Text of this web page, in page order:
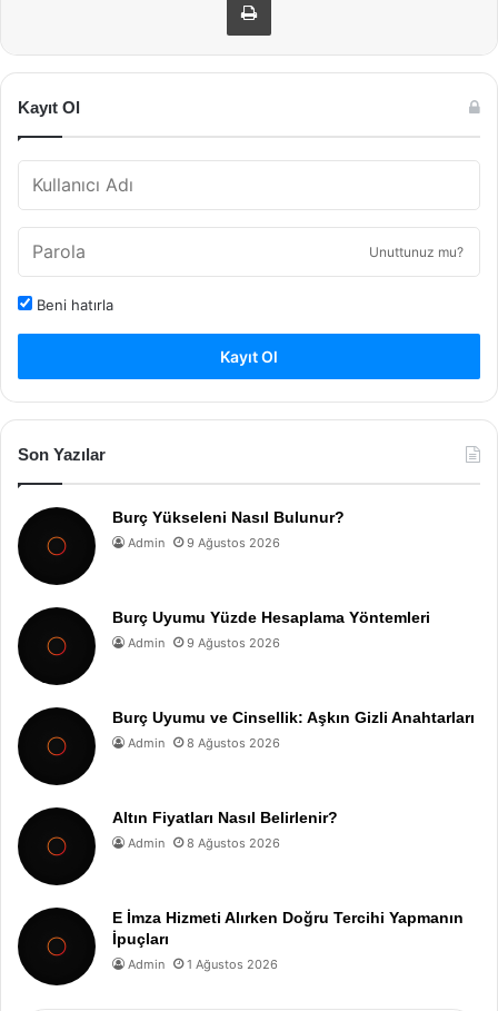
Kayıt Ol
Unuttunuz mu?
Beni hatırla
Kayıt Ol
Son Yazılar
Burç Yükseleni Nasıl Bulunur?
Admin 9 Ağustos 2026
Burç Uyumu Yüzde Hesaplama Yöntemleri
Admin 9 Ağustos 2026
Burç Uyumu ve Cinsellik: Aşkın Gizli Anahtarları
Admin 8 Ağustos 2026
Altın Fiyatları Nasıl Belirlenir?
Admin 8 Ağustos 2026
E İmza Hizmeti Alırken Doğru Tercihi Yapmanın
İpuçları
Admin 1 Ağustos 2026